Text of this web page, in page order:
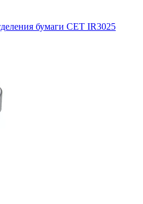
бумаги CET IR3025